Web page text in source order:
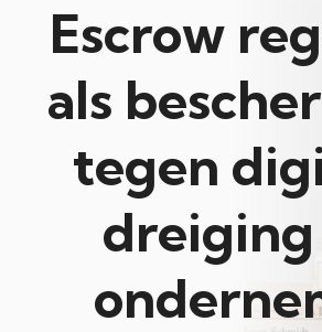
Escrow
als
tegen
dreiging